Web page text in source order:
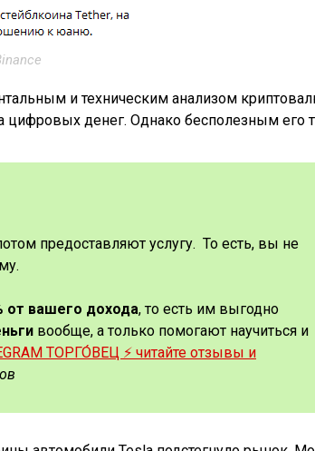
и техническим анализом
цифровых денег. Однако бесполезным его
предоставляют услугу. То есть, вы не
от вашего дохода, то есть им выгодно
вообще, а только помогают научиться и
ТОРГО́ВЕЦ ⚡️ читайте отзывы и